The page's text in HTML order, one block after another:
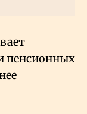
пенсионных